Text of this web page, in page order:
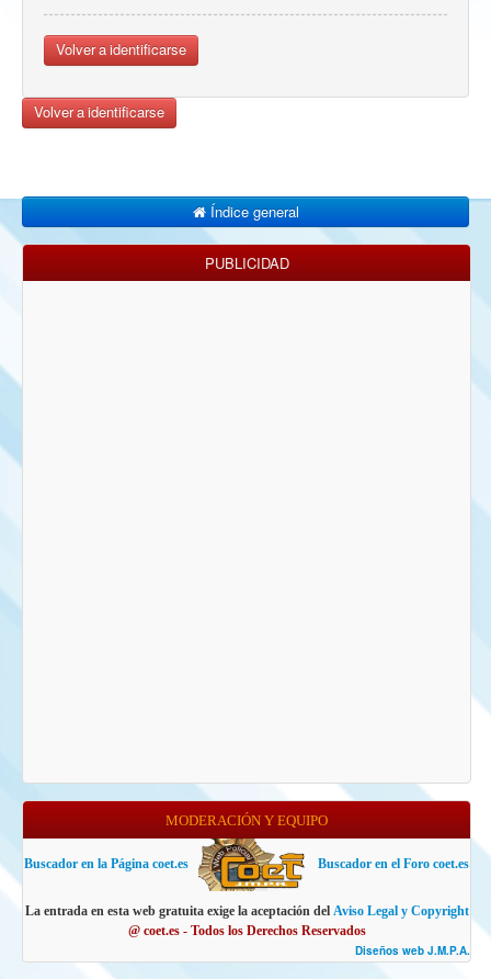
Volver a identificarse
Volver a identificarse
Índice general
PUBLICIDAD
MODERACIÓN Y EQUIPO
Buscador en la Página coet.es Buscador en el Foro coet.es
La entrada en esta web gratuita exige la aceptación del Aviso Legal y Copyright
@ coet.es - Todos los Derechos Reservados
Diseños web J.M.P.A.